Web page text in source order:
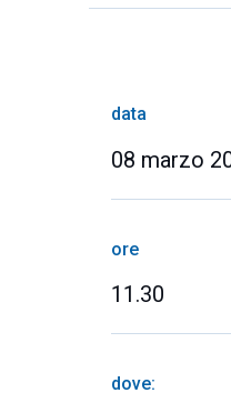
data
08 marzo
ore
11.30
dove: